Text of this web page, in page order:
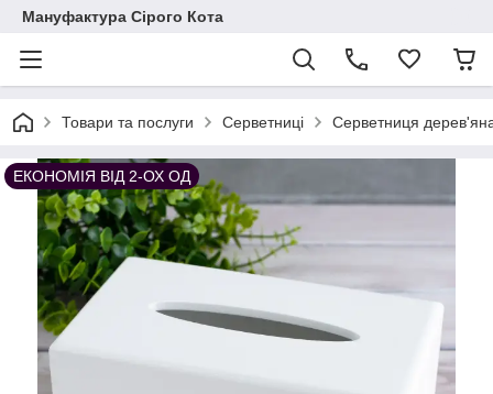
Мануфактура Сірого Кота
Товари та послуги Серветниці Серветниця
ЕКОНОМІЯ ВІД 2-ОХ ОД